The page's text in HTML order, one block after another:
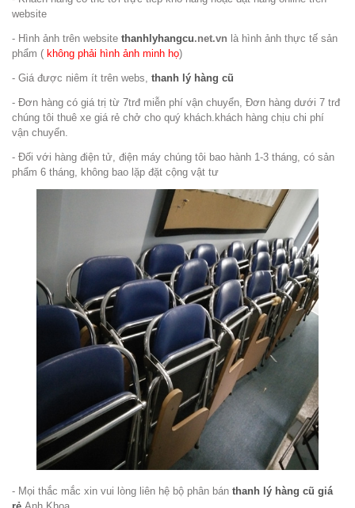
website
- Hình ảnh trên website thanhlyhangcu.net.vn là hình ảnh thực tế sản
phẩm ( không phải hình ảnh minh họ)
- Giá được niêm ít trên webs, thanh lý hàng cũ
- Đơn hàng có giá trị từ 7trđ miễn phí vận chuyển, Đơn hàng dưới 7 trđ
chúng tôi thuê xe giá rẻ chở cho quý khách.khách hàng chịu chi phí
vận chuyển.
- Đối với hàng điện tử, điện máy chúng tôi bao hành 1-3 tháng, có sản
phẩm 6 tháng, không bao lặp đặt cộng vật tư
- Mọi thắc mắc xin vui lòng liên hệ bộ phân bán thanh lý hàng cũ giá